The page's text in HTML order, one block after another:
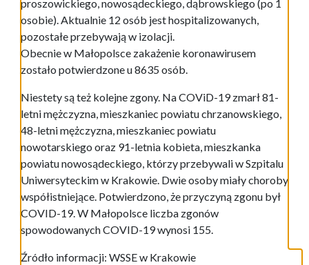
proszowickiego, nowosądeckiego, dąbrowskiego (po 1
osobie). Aktualnie 12 osób jest hospitalizowanych,
pozostałe przebywają w izolacji.
Obecnie w Małopolsce zakażenie koronawirusem
zostało potwierdzone u 8635 osób.
Niestety są też kolejne zgony. Na COViD-19 zmarł 81-
letni mężczyzna, mieszkaniec powiatu chrzanowskiego,
48-letni mężczyzna, mieszkaniec powiatu
nowotarskiego oraz 91-letnia kobieta, mieszkanka
powiatu nowosądeckiego, którzy przebywali w Szpitalu
Uniwersyteckim w Krakowie. Dwie osoby miały choroby
współistniejące. Potwierdzono, że przyczyną zgonu był
COVID-19. W Małopolsce liczba zgonów
spowodowanych COVID-19 wynosi 155.
Źródło informacji: WSSE w Krakowie